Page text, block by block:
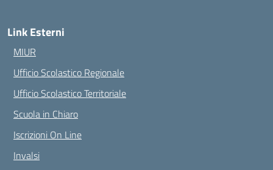
Link Esterni
MIUR
Ufficio Scolastico Regionale
Ufficio Scolastico Territoriale
Scuola in Chiaro
Iscrizioni On Line
Invalsi